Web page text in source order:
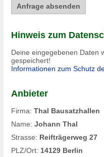
Hinweis zum
Deine eingegebenen Daten
gespeichert!
Informationen zum Schutz
Anbieter
Firma: Thal Bausatzhallen
Name: Johann Thal
Strasse: Reifträgerweg 27
PLZ/Ort: 14129 Berlin